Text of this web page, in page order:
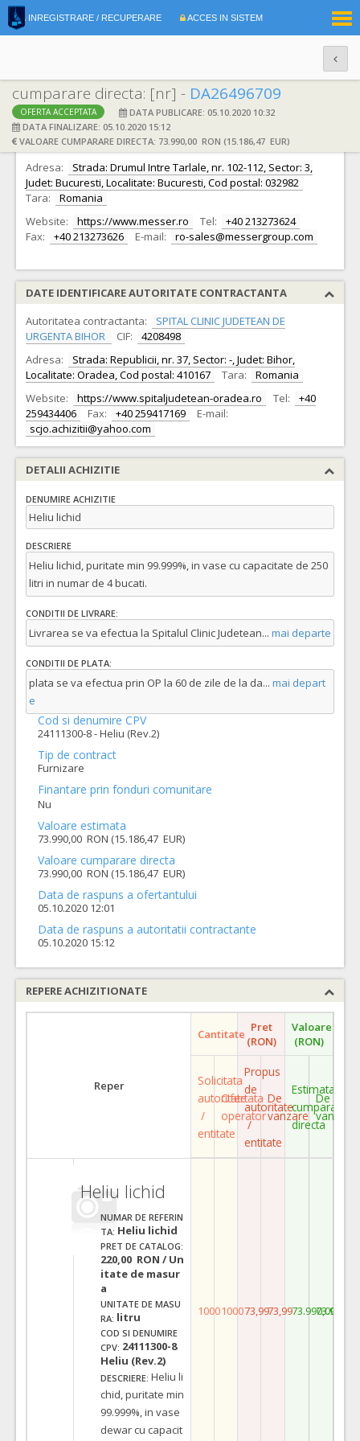
INREGISTRARE / RECUPERARE ACCES IN SISTEM
cumparare directa: [nr] - DA26496709
OFERTA ACCEPTATA
DATA PUBLICARE: 05.10.2020 10:32
DATA FINALIZARE: 05.10.2020 15:12
VALOARE CUMPARARE DIRECTA: 73.990,00 RON (15.186,47 EUR)
DATE IDENTIFICARE OFERTANT
Ofertant: S.C. Messer Romania Gaz S.R.L. CIF:
10547308
Adresa:
Strada: Drumul Intre Tarlale, nr. 102-112, Sector: 3,
Judet: Bucuresti, Localitate: Bucuresti, Cod postal: 032982
Tara:
Romania
Website:
https://www.messer.ro Tel:
+40 213273624
Fax:
+40 213273626 E-mail: ro-sales@messergroup.com
DATE IDENTIFICARE AUTORITATE CONTRACTANTA
Autoritatea contractanta:
SPITAL CLINIC JUDETEAN DE
URGENTA BIHOR
CIF:
4208498
Adresa:
Strada: Republicii, nr. 37, Sector: -, Judet: Bihor,
Localitate: Oradea, Cod postal: 410167
Tara:
Romania
Website:
https://www.spitaljudetean-oradea.ro Tel:
+40
259434406
Fax: +40 259417169
E-mail:
scjo.achizitii@yahoo.com
DETALII ACHIZITIE
DENUMIRE ACHIZITIE
Heliu lichid
DESCRIERE
Heliu lichid, puritate min 99.999%, in vase cu capacitate de 250
litri in numar de 4 bucati.
CONDITII DE LIVRARE:
Livrarea se va efectua la Spitalul Clinic Judetean... mai departe
CONDITII DE PLATA:
plata se va efectua prin OP la 60 de zile de la da... mai depart
e
Cod si denumire CPV
24111300-8 - Heliu (Rev.2)
Tip de contract
Furnizare
Finantare prin fonduri comunitare
Nu
Valoare estimata
73.990,00 RON (15.186,47 EUR)
Valoare cumparare directa
73.990,00 RON (15.186,47 EUR)
Data de raspuns a ofertantului
05.10.2020 12:01
Data de raspuns a autoritatii contractante
05.10.2020 15:12
REPERE ACHIZITIONATE
Reper
Cantitate Pret
(RON)
Valoare
(RON)
Solicitata
autoritate
/
entitate
Ofertata
operator
Propus
de
autoritate
/
entitate
De
vanzare
Estimata
cumparare
directa
De
vanzare
Heliu lichid
NUMAR DE REFERIN
TA: Heliu lichid
PRET DE CATALOG:
220,00 RON / Un
itate de masur
a
UNITATE DE MASU
RA: litru
COD SI DENUMIRE
CPV: 24111300-8
Heliu (Rev.2)
DESCRIERE: Heliu li
chid, puritate min
99.999%, in vase
dewar cu capacit
1000100073,9973,9973.990,00